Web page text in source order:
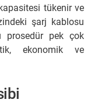
tükenir ve
şarj kablosu
prosedür pek çok
ekonomik ve